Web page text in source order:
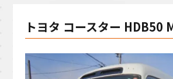
トヨタ コースター HDB50